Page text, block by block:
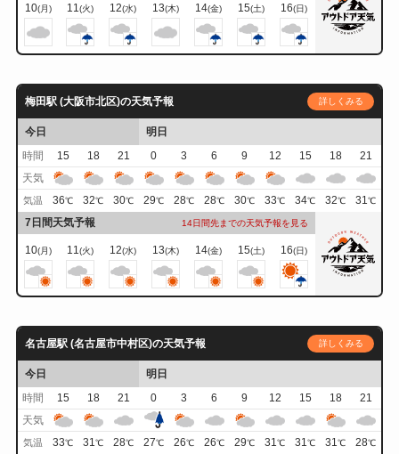
10(月) 11(火) 12(水) 13(木) 14(金) 15(土) 16(日)
梅田駅 (大阪市北区)の天気予報 詳しくみる
今日
明日
時間
15 18 21 0 3 6 9 12 15 18
21
天気
気温 36℃ 32℃ 30℃ 29℃ 28℃ 28℃ 30℃ 33℃ 34℃ 32℃ 31℃
7日間天気予報 14日間先までの天気予報を見る
10(月) 11(火) 12(水) 13(木) 14(金) 15(土) 16(日)
名古屋駅 (名古屋市中村区)の天気予報 詳しくみる
今日
明日
時間
15 18 21 0 3 6 9 12 15 18
21
天気
気温 33℃ 31℃ 28℃ 27℃ 26℃ 26℃ 29℃ 31℃ 31℃ 31℃ 28℃